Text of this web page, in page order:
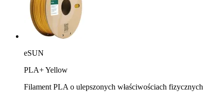
eSUN
PLA+ Yellow
Filament PLA o ulepszonych właściwościach fizycznych